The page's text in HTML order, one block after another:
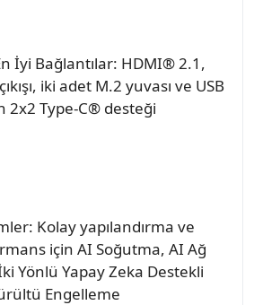
İyi Bağlantılar: HDMI® 2.1,
iki adet M.2 yuvası ve USB
2x2 Type-C® desteği
Kolay yapılandırma ve
için AI Soğutma, AI Ağ
Yönlü Yapay Zeka Destekli
Engelleme